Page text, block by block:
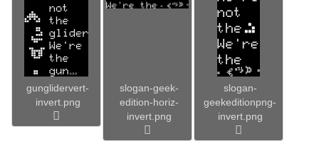
gunglidervert-
invert.png
slogan-geek-
edition-horiz-
invert.png
slogan-
geekeditionpng-
invert.png